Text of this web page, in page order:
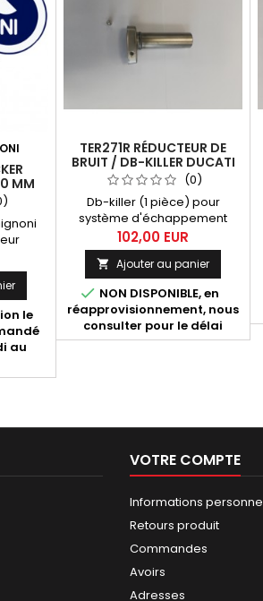
MM
le
au
TER271R RÉDUCTEUR DE
BRUIT / DB-KILLER DUCATI
STREETFIGHTER
D10609440ICI
(0)
Db-killer (1 pièce) pour
système d'échappement
Termignoni racing, silencieux
et ligne de Ducati Streetfighter.
102,00 EUR
 Ajouter au panier
 NON DISPONIBLE, en
réapprovisionnement, nous
consulter pour le délai
VOTRE COMPTE
Informations
Retours produit
Commandes
Avoirs
Adresses